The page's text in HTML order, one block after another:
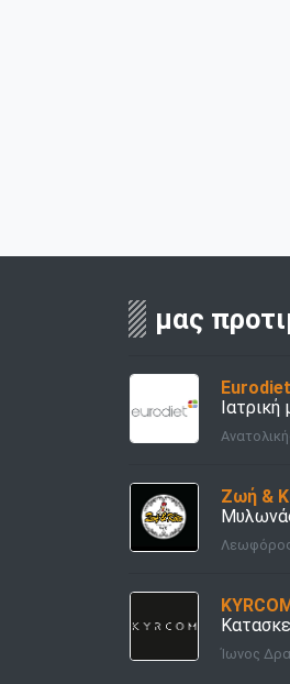
μας
Eurodiet
Ιατρική
Ζωή &
Ίωνος